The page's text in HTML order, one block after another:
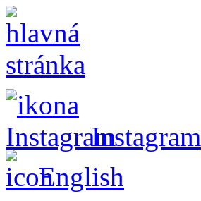
Instagram
English